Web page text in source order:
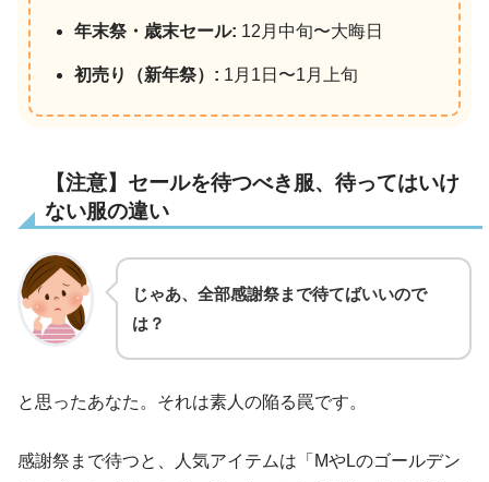
年末祭・歳末セール: 12月中旬〜大晦日
初売り（新年祭）: 1月1日〜1月上旬
【注意】セールを待つべき服、待ってはいけ
ない服の違い
じゃあ、全部感謝祭まで待てばいいので
は？
と思ったあなた。それは素人の陥る罠です。
感謝祭まで待つと、人気アイテムは「MやLのゴールデン